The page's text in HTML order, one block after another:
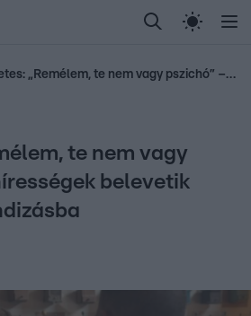
Randi Celeb vagyok,
Most Wanted Gallusz
Előzetes: „Remélem, te nem vagy pszichó” – A hírességek belevetik magukat a randizásba
te nem vagy
belevetik